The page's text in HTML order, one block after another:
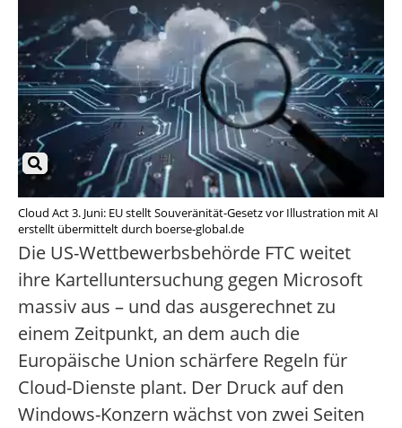
Cloud Act 3. Juni: EU stellt Souveränität-Gesetz vor Illustration mit AI
erstellt übermittelt durch boerse-global.de
Die US-Wettbewerbsbehörde FTC weitet
ihre Kartelluntersuchung gegen Microsoft
massiv aus – und das ausgerechnet zu
einem Zeitpunkt, an dem auch die
Europäische Union schärfere Regeln für
Cloud-Dienste plant. Der Druck auf den
Windows-Konzern wächst von zwei Seiten